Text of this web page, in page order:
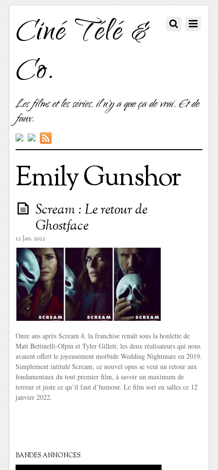
Ciné Télé &
Co.
Les films et les séries, il n'y a que ça de vrai. Et de
faux.
Emily Gunshor
Scream : Le retour de
Ghostface
12 Jan. 2022
Onze ans après Scream 4, la franchise renaît sous la houlette de
Matt Bettinelli-Olpin et Tyler Gillett, les deux réalisateurs qui nous
avaient offert le joyeusement morbide Wedding Nightmare en 2019.
Simplement intitulé Scream, ce nouvel opus se veut un retour aux
fondamentaux du tout premier film, à savoir un maximum de
terreur et juste ce qu’il faut d’humour. Le film sort en salles ce 12
janvier 2022.
BANDES ANNONCES